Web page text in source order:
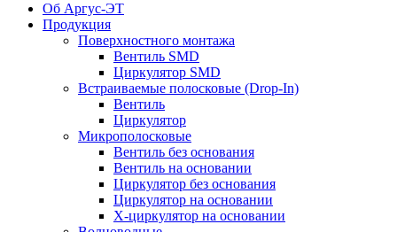
Об Аргус-ЭТ
Продукция
Поверхностного монтажа
Вентиль SMD
Циркулятор SMD
Встраиваемые полосковые (Drop-In)
Вентиль
Циркулятор
Микрополосковые
Вентиль без основания
Вентиль на основании
Циркулятор без основания
Циркулятор на основании
Х-циркулятор на основании